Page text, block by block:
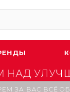
ЗА ВАС ВСЁ